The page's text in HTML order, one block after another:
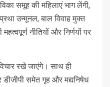
समूह की महिलाएं भाग लेंगी,
उन्मूनल, बाल विवाह मुक्त
नीतियों और निर्णयों पर
रखे जाएंगे। साथ ही
समेत गृह और मद्यनिषेध